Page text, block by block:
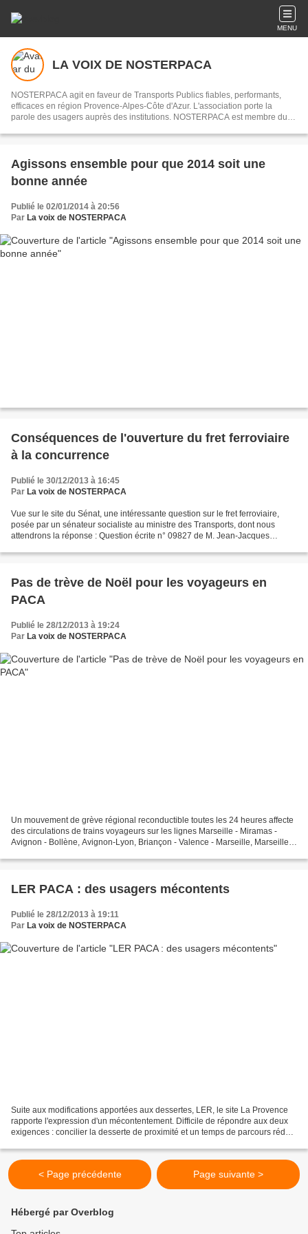
MENU
LA VOIX DE NOSTERPACA
NOSTERPACA agit en faveur de Transports Publics fiables, performants,
efficaces en région Provence-Alpes-Côte d'Azur. L'association porte la
parole des usagers auprès des institutions. NOSTERPACA est membre du
Agissons ensemble pour que 2014 soit une
bonne année
Publié le 02/01/2014 à 20:56
Par La voix de NOSTERPACA
Conséquences de l'ouverture du fret ferroviaire
à la concurrence
Publié le 30/12/2013 à 16:45
Par La voix de NOSTERPACA
Vue sur le site du Sénat, une intéressante question sur le fret ferroviaire,
posée par un sénateur socialiste au ministre des Transports, dont nous
attendrons la réponse : Question écrite n° 09827 de M. Jean-Jacques
Pas de trève de Noël pour les voyageurs en
PACA
Publié le 28/12/2013 à 19:24
Par La voix de NOSTERPACA
Un mouvement de grève régional reconductible toutes les 24 heures affecte
des circulations de trains voyageurs sur les lignes Marseille - Miramas -
Avignon - Bollène, Avignon-Lyon, Briançon - Valence - Marseille, Marseille-
LER PACA : des usagers mécontents
Publié le 28/12/2013 à 19:11
Par La voix de NOSTERPACA
Suite aux modifications apportées aux dessertes, LER, le site La Provence
rapporte l'expression d'un mécontentement. Difficile de répondre aux deux
exigences : concilier la desserte de proximité et un temps de parcours réduit
< Page précédente Page suivante >
Hébergé par Overblog